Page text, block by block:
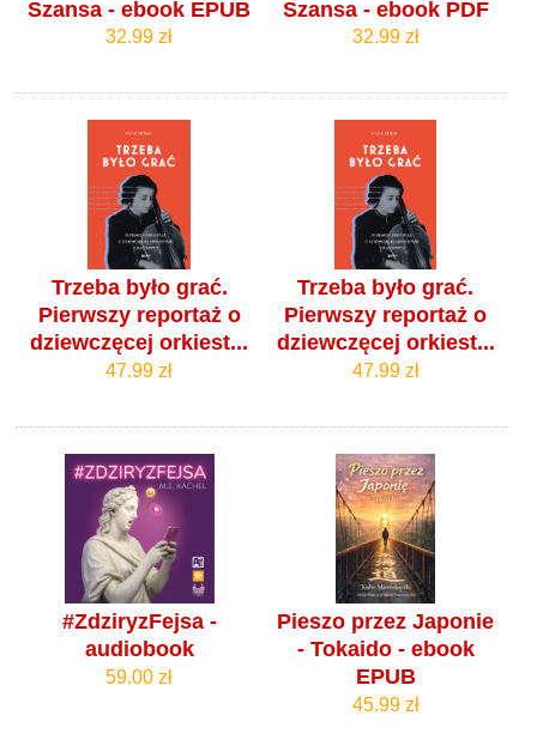
Szansa - ebook EPUB
32.99 zł
Szansa - ebook PDF
32.99 zł
Trzeba było grać.
Pierwszy reportaż o
dziewczęcej orkiest...
47.99 zł
Trzeba było grać.
Pierwszy reportaż o
dziewczęcej orkiest...
47.99 zł
#ZdziryzFejsa -
audiobook
59.00 zł
Pieszo przez Japonie
- Tokaido - ebook
EPUB
45.99 zł